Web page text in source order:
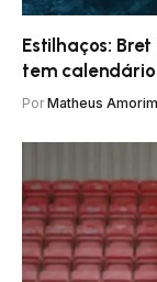
Estilhaços:
tem
Por Matheus Amorim